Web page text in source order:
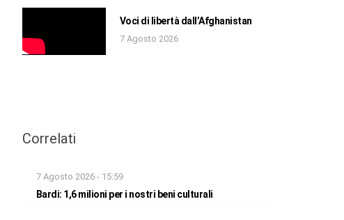
Voci di libertà dall’Afghanistan
7 Agosto 2026
Correlati
7 Agosto 2026 - 15:59
Bardi: 1,6 milioni per i nostri beni culturali